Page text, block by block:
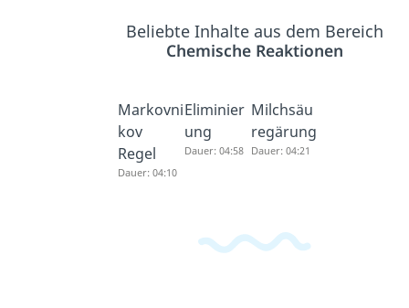
Beliebte Inhalte aus dem Bereich
Chemische Reaktionen
Markovni
kov
Regel
Dauer: 04:10
Eliminier
ung
Dauer: 04:58
Milchsäu
regärung
Dauer: 04:21